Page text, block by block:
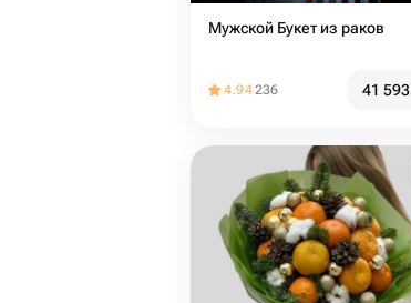
Мужской Букет из раков
4.94236 41 593